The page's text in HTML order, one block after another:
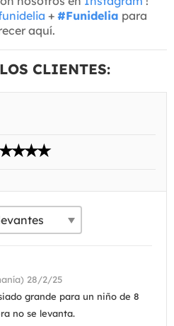
+ #Funidelia para
aquí.
CLIENTES:
28/2/25
grande para un niño de 8
no se levanta.